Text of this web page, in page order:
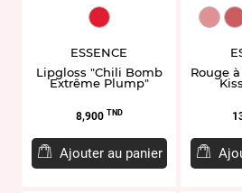
EL954301
ESSENCE
Lipgloss "Chili Bomb
Extrême Plump"
Prix
8,900 TND
Ajouter au panier
Rouge